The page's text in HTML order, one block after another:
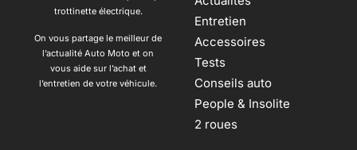
trottinette électrique.
On vous partage le meilleur de
l’actualité Auto Moto et on
vous aide sur l’achat et
l’entretien de votre véhicule.
Entretien
Accessoires
Tests
Conseils auto
People & Insolite
2 roues